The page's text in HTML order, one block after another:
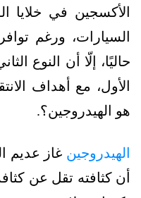
الأكسجين في خلايا
السيارات، ورغم
حاليًا، إلّا أن النوع
الأول، مع أهداف
هو الهيدروجين؟.
الهيدروجين غاز عديم